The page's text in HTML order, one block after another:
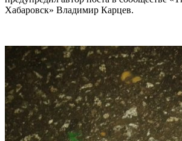
Хабаровск» Владимир Карцев.